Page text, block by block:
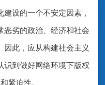
设的一个不安定因素，
恶劣的政治、经济和社会
因此，应从构建社会主义
识到做好网络环境下版权
和紧迫性。